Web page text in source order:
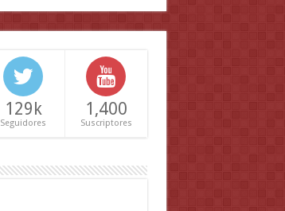
129k
Seguidores
1,400
Suscriptores